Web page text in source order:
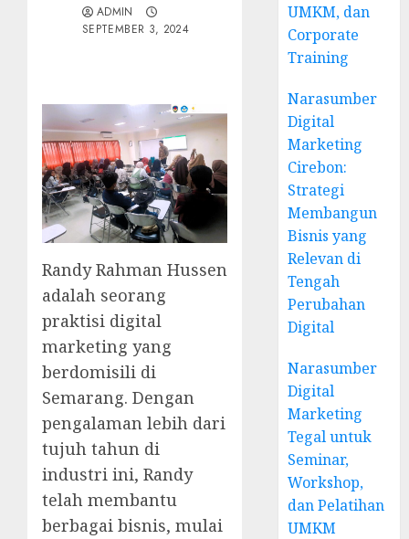
ADMIN
SEPTEMBER 3, 2024
Randy Rahman Hussen
adalah seorang
praktisi digital
marketing yang
berdomisili di
Semarang. Dengan
pengalaman lebih dari
tujuh tahun di
industri ini, Randy
telah membantu
berbagai bisnis, mulai
UMKM, dan
Corporate
Training
Narasumber
Digital
Marketing
Cirebon:
Strategi
Membangun
Bisnis yang
Relevan di
Tengah
Perubahan
Digital
Narasumber
Digital
Marketing
Tegal untuk
Seminar,
Workshop,
dan Pelatihan
UMKM